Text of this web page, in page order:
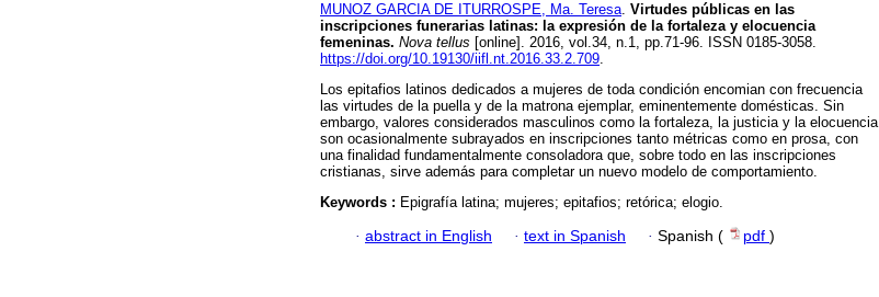
MUNOZ GARCIA DE ITURROSPE, Ma. Teresa. Virtudes públicas en las
inscripciones funerarias latinas: la expresión de la fortaleza y elocuencia
femeninas. Nova tellus [online]. 2016, vol.34, n.1, pp.71-96. ISSN 0185-3058.
https://doi.org/10.19130/iifl.nt.2016.33.2.709.
Los epitafios latinos dedicados a mujeres de toda condición encomian con frecuencia
las virtudes de la puella y de la matrona ejemplar, eminentemente domésticas. Sin
embargo, valores considerados masculinos como la fortaleza, la justicia y la elocuencia
son ocasionalmente subrayados en inscripciones tanto métricas como en prosa, con
una finalidad fundamentalmente consoladora que, sobre todo en las inscripciones
cristianas, sirve además para completar un nuevo modelo de comportamiento.
Keywords : Epigrafía latina; mujeres; epitafios; retórica; elogio.
· abstract in English · text in Spanish · Spanish ( pdf )